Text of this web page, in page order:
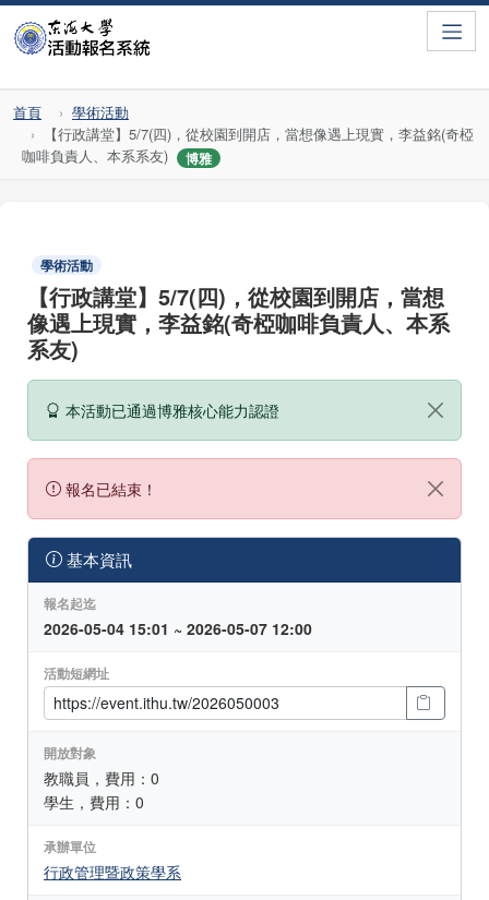
首頁
學術活動
【行政講堂】5/7(四)，從校園到開店，當想像遇上現實，李益銘(奇椏
咖啡負責人、本系系友)
博雅
學術活動
【行政講堂】5/7(四)，從校園到開店，當想
像遇上現實，李益銘(奇椏咖啡負責人、本系
系友)
本活動已通過博雅核心能力認證
報名已結束！
基本資訊
報名起迄
2026-05-04 15:01 ~ 2026-05-07 12:00
活動短網址
開放對象
教職員，費用：0
學生，費用：0
承辦單位
行政管理暨政策學系